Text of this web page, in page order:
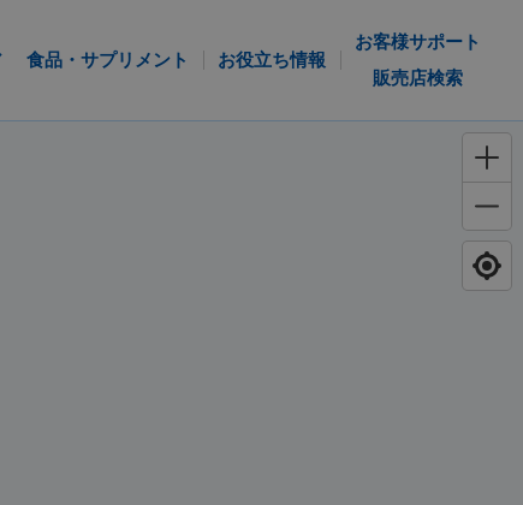
食品・サプリメント お役立ち情報
お客様サポート
販売店検索